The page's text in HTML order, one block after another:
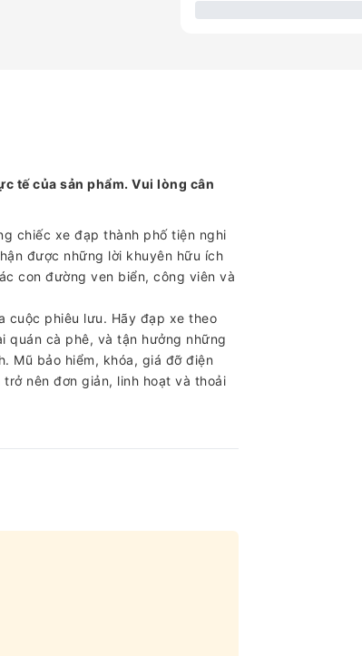
tế của sản phẩm. Vui lòng cân
chiếc xe đạp thành phố tiện nghi
được những lời khuyên hữu ích
con đường ven biển, công viên và
cuộc phiêu lưu. Hãy đạp xe theo
quán cà phê, và tận hưởng những
Mũ bảo hiểm, khóa, giá đỡ điện
nên đơn giản, linh hoạt và thoải